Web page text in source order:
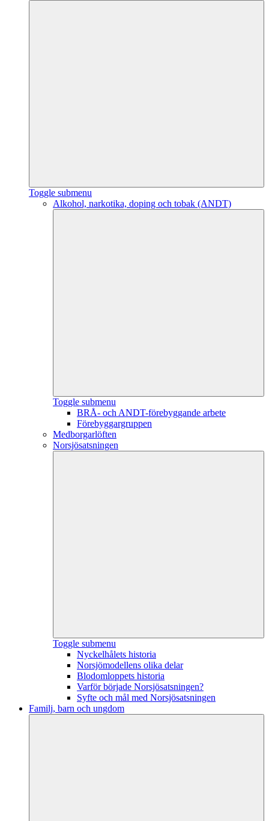
Toggle submenu
Alkohol, narkotika, doping och tobak (ANDT)
Toggle submenu
BRÅ- och ANDT-förebyggande arbete
Förebyggargruppen
Medborgarlöften
Norsjösatsningen
Toggle submenu
Nyckelhålets historia
Norsjömodellens olika delar
Blodomloppets historia
Varför började Norsjösatsningen?
Syfte och mål med Norsjösatsningen
Familj, barn och ungdom